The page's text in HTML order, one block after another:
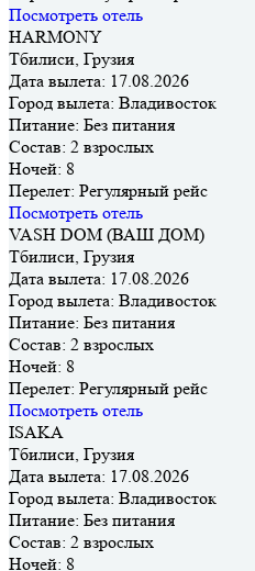
Посмотреть отель
HARMONY
Тбилиси, Грузия
Дата вылета: 17.08.2026
Город вылета: Владивосток
Питание: Без питания
Состав: 2 взрослых
Ночей: 8
Перелет: Регулярный рейс
Посмотреть отель
VASH DOM (ВАШ ДОМ)
Тбилиси, Грузия
Дата вылета: 17.08.2026
Город вылета: Владивосток
Питание: Без питания
Состав: 2 взрослых
Ночей: 8
Перелет: Регулярный рейс
Посмотреть отель
ISAKA
Тбилиси, Грузия
Дата вылета: 17.08.2026
Город вылета: Владивосток
Питание: Без питания
Состав: 2 взрослых
Ночей: 8